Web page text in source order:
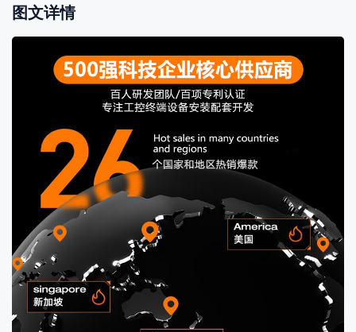
屏幕刷新率
屏幕亮度 250nit
I3-3110M
内存容量 4G
内存类型 DDR3
硬盘容量
硬盘接口 SATA 3
图文详情